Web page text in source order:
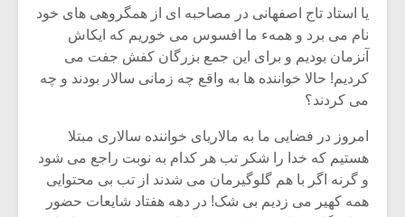
یا استاد تاج اصفهانی در مصاحبه ای از همگروهی های خود
نام می برد و همهء ما افسوس می خوریم که ایکاش
آنزمان بودیم و برای این جمع بزرگان کفش جفت می
کردیم! حالا خواننده ها به واقع چه زمانی سالار بودند و چه
می کردند؟
امروز در فضایی ما به مالاریای خواننده سالاری مبتلا
هستیم که خدا را شکر تب هر کدام به نوبت راجع می شود
و گرنه اگر با هم گلوگیرمان می شدند از تب بی محتوایی
همه کهیر می زدیم بی شک! در دهه هفتاد شایعات حضور
یادداشتی بر موسیقی